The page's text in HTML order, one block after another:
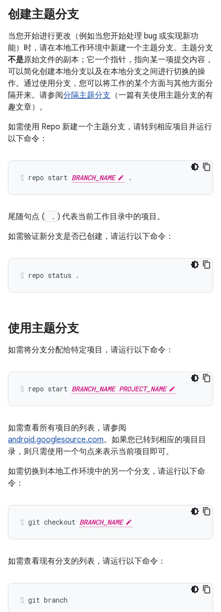
创建主题分支
当您开始进行更改（例如当您开始处理 bug 或实现新功
能）时，请在本地工作环境中新建一个主题分支。主题分支
不是原始文件的副本；它一个指针，指向某一项提交内容，
可以简化创建本地分支以及在本地分支之间进行切换的操
作。通过使用分支，您可以将工作的某个方面与其他方面分
隔开来。请参阅分隔主题分支 （一篇有关使用主题分支的有
趣文章）。
如需使用 Repo 新建一个主题分支，请转到相应项目并运行
以下命令：
repo start BRANCH_NAME
尾随句点 ( . ) 代表当前工作目录中的项目。
如需验证新分支是否已创建，请运行以下命令：
使用主题分支
如需将分支分配给特定项目，请运行以下命令：
repo start BRANCH_NAME PROJECT_NAME
如需查看所有项目的列表，请参阅
android.googlesource.com。如果您已转到相应的项目目
录，则只需使用一个句点来表示当前项目即可。
如需切换到本地工作环境中的另一个分支，请运行以下命
令：
git checkout BRANCH_NAME
如需查看现有分支的列表，请运行以下命令：